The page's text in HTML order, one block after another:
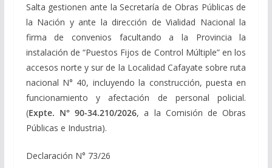
Salta gestionen ante la Secretaría de Obras Públicas de
la Nación y ante la dirección de Vialidad Nacional la
firma de convenios facultando a la Provincia la
instalación de “Puestos Fijos de Control Múltiple” en los
accesos norte y sur de la Localidad Cafayate sobre ruta
nacional N° 40, incluyendo la construcción, puesta en
funcionamiento y afectación de personal policial.
(Expte. N° 90-34.210/2026, a la Comisión de Obras
Públicas e Industria).
Declaración N° 73/26